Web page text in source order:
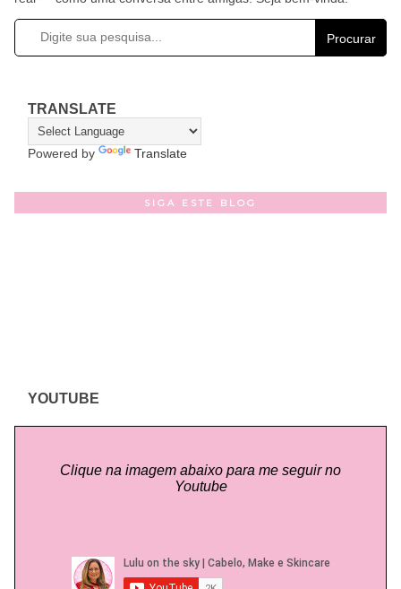
Procurar
TRANSLATE
Powered by Translate
SIGA ESTE BLOG
YOUTUBE
Clique na imagem abaixo para me seguir no
Youtube